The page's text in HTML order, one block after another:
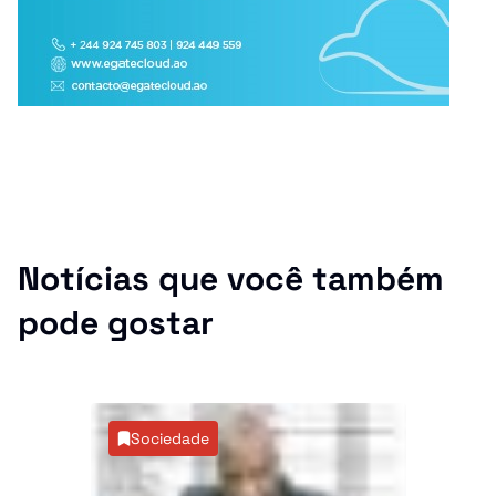
Notícias que você também
pode gostar
Sociedade